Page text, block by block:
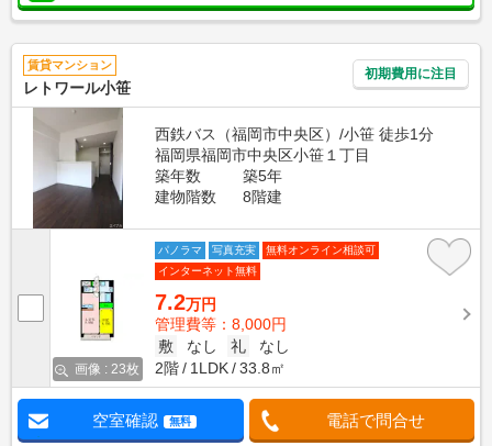
賃貸マンション
レトワール小笹
初期費用に注目
西鉄バス（福岡市中央区）/小笹 徒歩1分
福岡県福岡市中央区小笹１丁目
築年数
築5年
建物階数
8階建
画像 : 23枚
パノラマ 写真充実
無料オンライン相談可
インターネット無料
7.2万円
管理費等：8,000円
敷
なし 礼
なし
2階
1LDK 33.8㎡
空室確認 無料 電話で問合せ